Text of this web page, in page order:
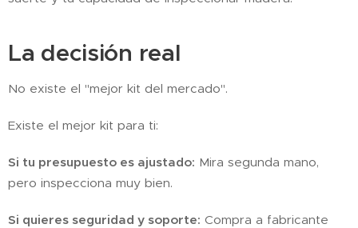
La decisión real
No existe el "mejor kit del mercado".
Existe el mejor kit para ti:
Si tu presupuesto es ajustado: Mira segunda mano,
pero inspecciona muy bien.
Si quieres seguridad y soporte: Compra a fabricante